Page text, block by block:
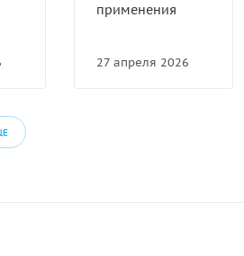
27 апреля 2026
применения